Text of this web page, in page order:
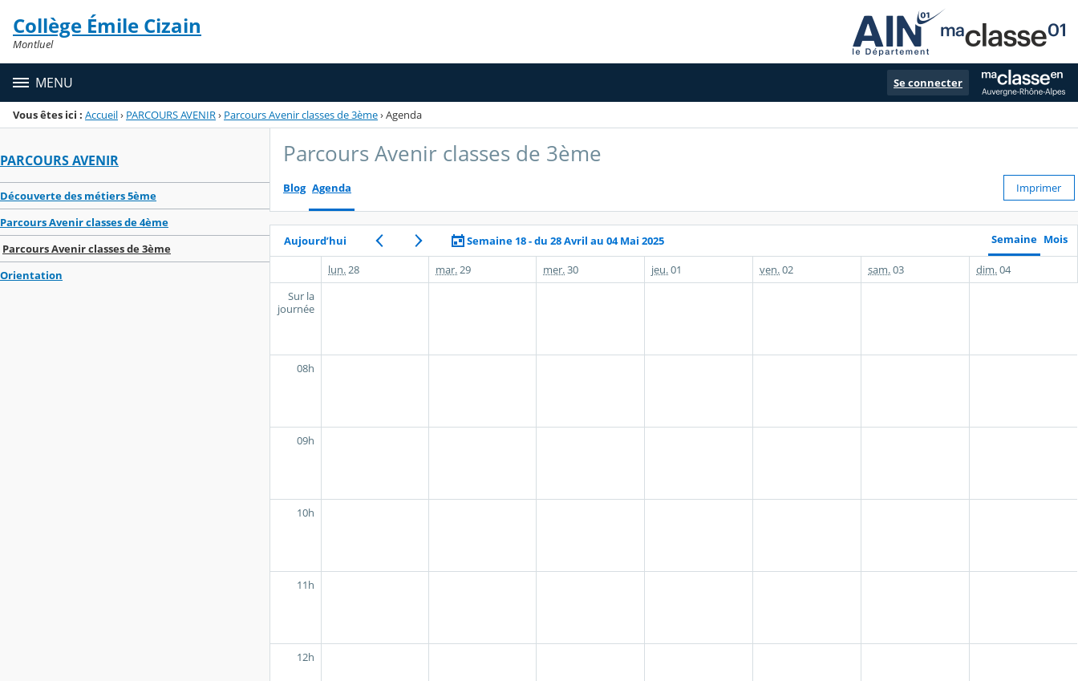
Menu de la rubrique
Contenu
Collège Émile Cizain
Montluel
MENU Se connecter
Vous êtes ici : Accueil› PARCOURS AVENIR› Parcours Avenir classes de 3ème›Agenda
PARCOURS AVENIR
Découverte des métiers 5ème
Parcours Avenir classes de 4ème
Parcours Avenir classes de 3ème
Orientation
Parcours Avenir classes de 3ème
Blog Agenda Imprimer
Aujourd’hui Semaine 18 - du 28 Avril au 04 Mai 2025 Semaine Mois
lun. 28 mar. 29 mer.30 jeu.01 ven.02 sam.03 dim.04
Sur la
journée
08h
09h
10h
11h
12h